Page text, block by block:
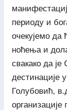
периоду и
очекујемо да
ноћења и
свакако да
дестинације
Голубовић,